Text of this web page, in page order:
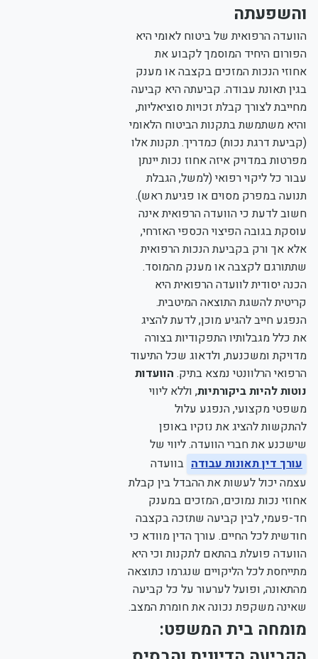
והשפעתה
הוועדה הרפואית של ביטוח לאומי היא
הפורום היחיד המוסמך לקבוע את
אחוזי הנכות המזכים בקצבה או מענק
בגין תאונת עבודה. קביעתה היא קביעה
מחייבת לצורך קבלת זכויות סוציאליות,
והיא משתמשת בתקנות הביטוח הלאומי
(קביעת דרגת נכות) כמדריך. תקנות אלו
מפרטות במדויק איזה אחוז נכות יינתן
עבור כל ליקוי רפואי (למשל, הגבלת
תנועה במפרק מסוים או פגיעת ראש).
חשוב לדעת כי הוועדה הרפואית אינה
עוסקת בגובה הפיצוי הכספי האזרחי,
אלא אך ורק בקביעת הנכות הרפואית
שתתורגם לקצבה או מענק מהמוסד.
הכנה יסודית לוועדה הרפואית היא
קריטית להשגת התוצאה המיטבית.
הנפגע חייב להגיע מוכן, לדעת להציג
את כלל מגבלותיו התפקודיות בצורה
מדויקת ומשכנעת, ולדאוג שכל התיעוד
הרפואי הרלוונטי נמצא בתיק.הוועדות
נוטות להיות ביקורתיות, וללא ליווי
משפטי מקצועי, הנפגע עלול
להתקשות להציג את נזקיו באופן
שישכנע את חברי הוועדה. ליווי של
עורך דין תאונות עבודה בוועדה
עצמה יכול לעשות את ההבדל בין קבלת
אחוזי נכות נמוכים, המזכים במענק
חד-פעמי, לבין קביעה שתזכה בקצבה
חודשית לכל החיים. עורך הדין מוודא כי
הוועדה פועלת בהתאם לתקנות וכי היא
מתייחסת לכל הליקויים שנגרמו כתוצאה
מהתאונה, ופועל לערעור על כל קביעה
שאינה משקפת נכונה את חומרת המצב.
מומחה בית המשפט: